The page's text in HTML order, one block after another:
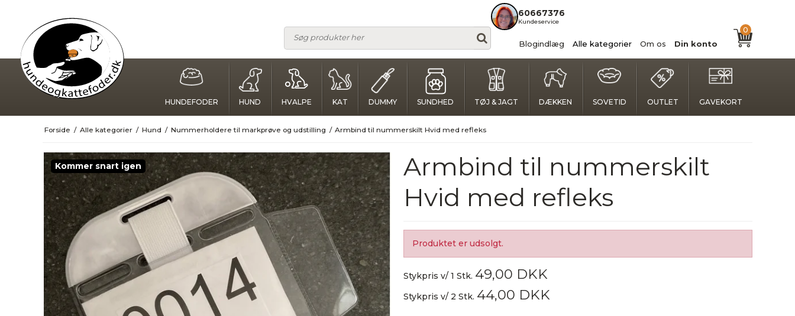
60667376
Kundeservice
Blogindlæg Alle kategorier Om os Din konto
0
HUNDEFODER HUND HVALPE KAT DUMMY SUNDHED TØJ & JAGT DÆKKEN SOVETID OUTLET GAVEKORT
Forside / Alle kategorier / Hund / Nummerholdere til markprøve og udstilling / Armbind til nummerskilt Hvid med refleks
Kommer snart igen
Armbind til nummerskilt
Hvid med refleks
Produktet er udsolgt.
Stykpris v/ 1 Stk. 49,00 DKK
Stykpris v/ 2 Stk. 44,00 DKK